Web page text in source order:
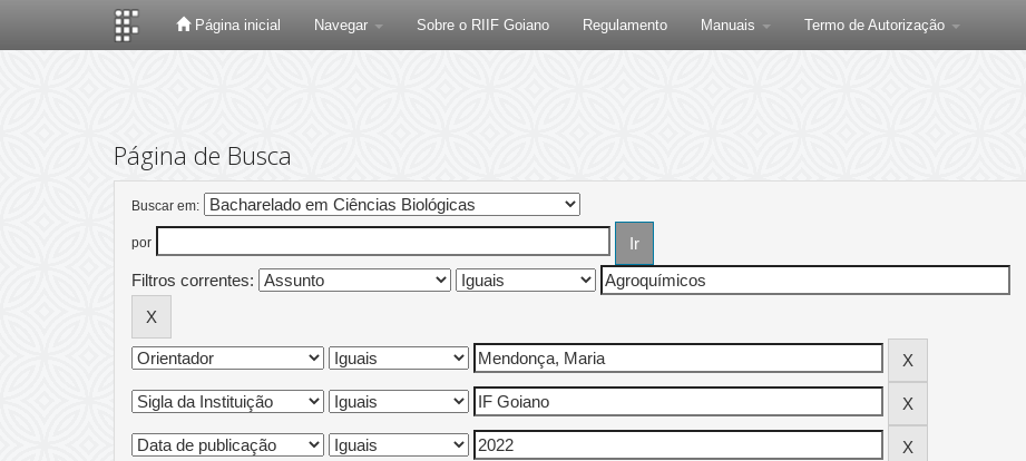
Página inicial Navegar Sobre o RIIF Goiano Regulamento Manuais Termo de Autorização
Página de Busca
Buscar em:
por
Filtros correntes: